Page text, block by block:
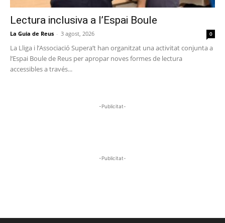
Lectura inclusiva a l’Espai Boule
La Guia de Reus - 3 agost, 2026 0
La Lliga i l’Associació Supera’t han organitzat una activitat conjunta a
l’Espai Boule de Reus per apropar noves formes de lectura
accessibles a través...
-Publicitat-
-Publicitat-